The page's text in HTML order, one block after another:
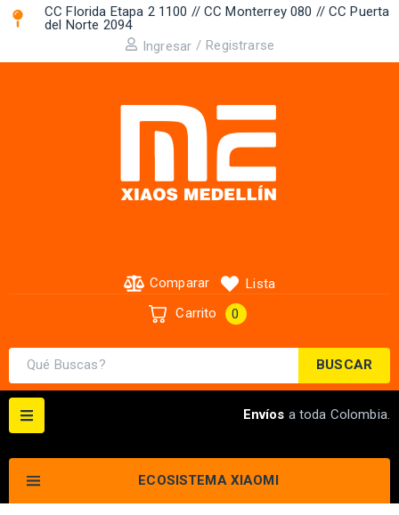
CC Florida Etapa 2 1100 // CC Monterrey 080 // CC Puerta
del Norte 2094 ​
Ingresar / Registrarse
BUSCAR
Comparar
Lista
Carrito
0
ECOSISTEMA XIAOMI
Envíos a toda Colombia.